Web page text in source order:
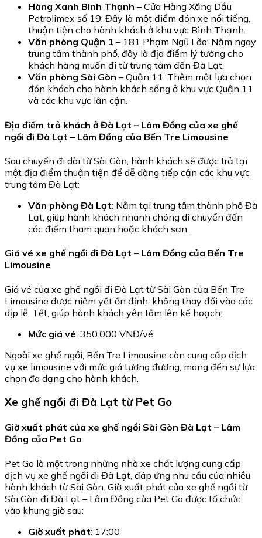
Hàng Xanh Bình Thạnh – Cửa Hàng Xăng Dầu
Petrolimex số 19: Đây là một điểm đón xe nổi tiếng,
thuận tiện cho hành khách ở khu vực Bình Thạnh.
Văn phòng Quận 1 – 181 Phạm Ngũ Lão: Nằm ngay
trung tâm thành phố, đây là địa điểm lý tưởng cho
khách hàng muốn đi từ trung tâm đến Đà Lạt.
Văn phòng Sài Gòn – Quận 11: Thêm một lựa chọn
đón khách cho hành khách sống ở khu vực Quận 11
và các khu vực lân cận.
Địa điểm trả khách ở Đà Lạt – Lâm Đồng của xe ghế
ngồi đi Đà Lạt – Lâm Đồng của Bến Tre Limousine
Sau chuyến đi dài từ Sài Gòn, hành khách sẽ được trả tại
một địa điểm thuận tiện để dễ dàng tiếp cận các khu vực
trung tâm Đà Lạt:
Văn phòng Đà Lạt: Nằm tại trung tâm thành phố Đà
Lạt, giúp hành khách nhanh chóng di chuyển đến
các điểm tham quan hoặc khách sạn.
Giá vé xe ghế ngồi đi Đà Lạt – Lâm Đồng của Bến Tre
Limousine
Giá vé của xe ghế ngồi đi Đà Lạt từ Sài Gòn của Bến Tre
Limousine được niêm yết ổn định, không thay đổi vào các
dịp lễ, Tết, giúp hành khách yên tâm lên kế hoạch:
Mức giá vé: 350.000 VNĐ/vé
Ngoài xe ghế ngồi, Bến Tre Limousine còn cung cấp dịch
vụ xe limousine với mức giá tương đương, mang đến sự lựa
chọn đa dạng cho hành khách.
Xe ghế ngồi đi Đà Lạt từ Pet Go
Giờ xuất phát của xe ghế ngồi Sài Gòn Đà Lạt – Lâm
Đồng của Pet Go
Pet Go là một trong những nhà xe chất lượng cung cấp
dịch vụ xe ghế ngồi đi Đà Lạt, đáp ứng nhu cầu của nhiều
hành khách từ Sài Gòn. Giờ xuất phát của xe ghế ngồi từ
Sài Gòn đi Đà Lạt – Lâm Đồng của Pet Go được tổ chức
vào khung giờ sau:
Giờ xuất phát: 17:00